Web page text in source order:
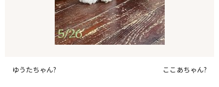
ゆうたちゃん? ここあちゃん?